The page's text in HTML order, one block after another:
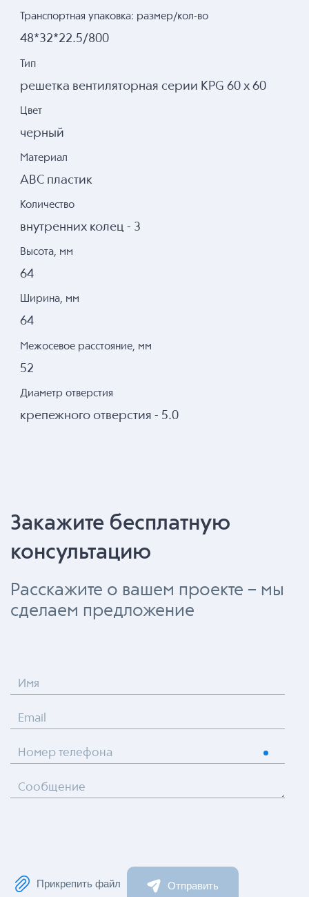
Транспортная упаковка: размер/кол-во
48*32*22.5/800
Тип
решетка вентиляторная серии KPG 60 х 60
Цвет
черный
Материал
ABC пластик
Количество
внутренних колец - 3
Высота, мм
64
Ширина, мм
64
Межосевое расстояние, мм
52
Диаметр отверстия
крепежного отверстия - 5.0
Закажите бесплатную
консультацию
Расскажите о вашем проекте – мы
сделаем предложение
Имя
Email
Номер телефона
Сообщение
Прикрепить файл Отправить